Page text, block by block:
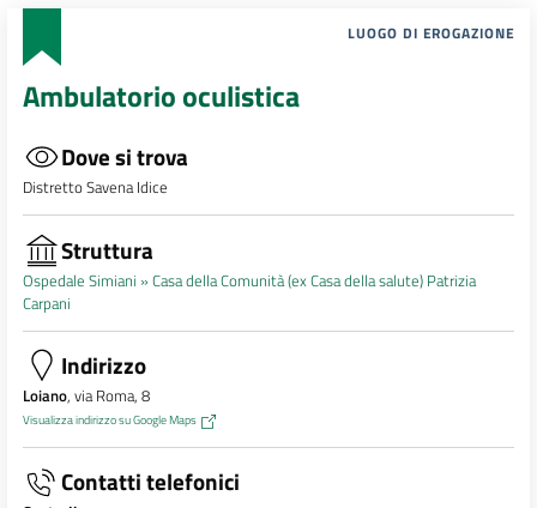
LUOGO DI EROGAZIONE
Ambulatorio oculistica
Dove si trova
Distretto Savena Idice
Struttura
Ospedale Simiani »Casa della Comunità (ex Casa della salute) Patrizia
Carpani
Indirizzo
Loiano, via Roma, 8
Visualizza indirizzo su Google Maps
Contatti telefonici